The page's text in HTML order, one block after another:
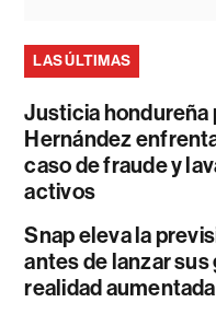
LAS ÚLTIMAS
Justicia hondureña
Hernández
caso de fraude y
activos
Snap eleva la
antes de lanzar sus
realidad aumentada